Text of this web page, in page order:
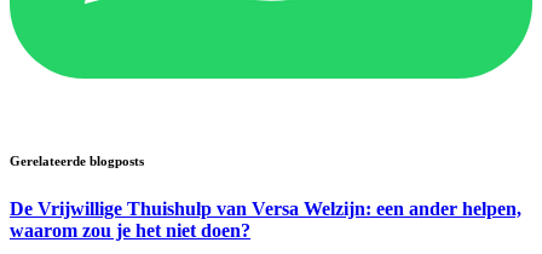
Gerelateerde blogposts
De Vrijwillige Thuishulp van Versa Welzijn: een ander helpen,
waarom zou je het niet doen?